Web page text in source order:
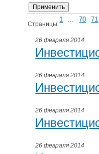
Страницы
1 ... 70 71
26 февраля 2014
26 февраля 2014
26 февраля 2014
26 февраля 2014